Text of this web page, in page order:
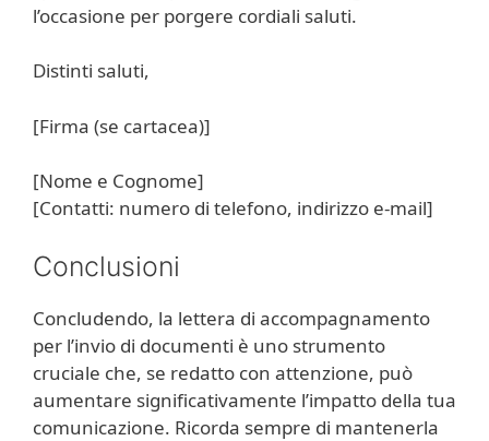
l’occasione per porgere cordiali saluti.
Distinti saluti,
[Firma (se cartacea)]
[Nome e Cognome]
[Contatti: numero di telefono, indirizzo e-mail]
Conclusioni
Concludendo, la lettera di accompagnamento
per l’invio di documenti è uno strumento
cruciale che, se redatto con attenzione, può
aumentare significativamente l’impatto della tua
comunicazione. Ricorda sempre di mantenerla